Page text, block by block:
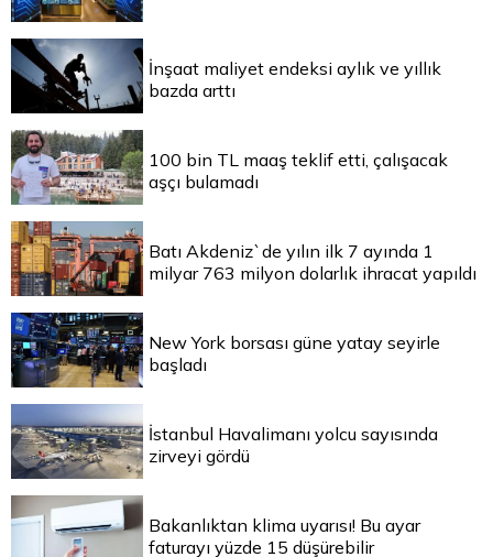
İnşaat maliyet endeksi aylık ve yıllık
bazda arttı
100 bin TL maaş teklif etti, çalışacak
aşçı bulamadı
Batı Akdeniz`de yılın ilk 7 ayında 1
milyar 763 milyon dolarlık ihracat yapıldı
New York borsası güne yatay seyirle
başladı
İstanbul Havalimanı yolcu sayısında
zirveyi gördü
Bakanlıktan klima uyarısı! Bu ayar
faturayı yüzde 15 düşürebilir